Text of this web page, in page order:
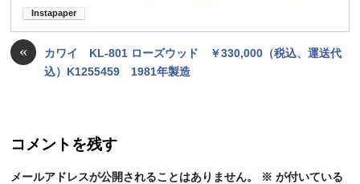
«
カワイ KL-801 ローズウッド ￥330,000（税込、運送代
込）K1255459 1981年製造
コメントを残す
メールアドレスが公開されることはありません。 ※ が付いている